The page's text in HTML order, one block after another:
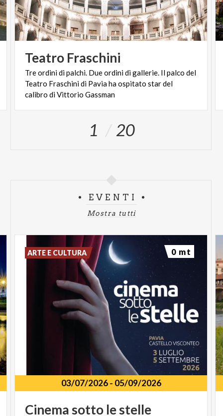
Teatro Fraschini
Tre ordini di palchi. Due ordini di gallerie. Il palco del
Teatro Fraschini di Pavia ha ospitato star del
calibro di Vittorio Gassman
1 20
EVENTI
Mostra tutti
03/07/2026- 05/09/2026
Cinema sotto lestelle
ARTE E CULTURA 0 mt